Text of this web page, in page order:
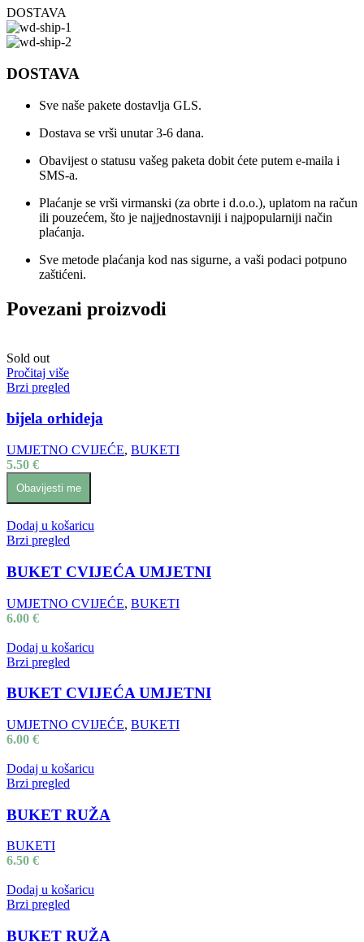
DOSTAVA
DOSTAVA
Sve naše pakete dostavlja GLS.
Dostava se vrši unutar 3-6 dana.
Obavijest o statusu vašeg paketa dobit ćete putem e-maila i
SMS-a.
Plaćanje se vrši virmanski (za obrte i d.o.o.), uplatom na račun
ili pouzećem, što je najjednostavniji i najpopularniji način
plaćanja.
Sve metode plaćanja kod nas sigurne, a vaši podaci potpuno
zaštićeni.
Povezani proizvodi
Sold out
Pročitaj više
Brzi pregled
bijela orhideja
UMJETNO CVIJEĆE, BUKETI
5.50 €
Obavijesti me
Dodaj u košaricu
Brzi pregled
BUKET CVIJEĆA UMJETNI
UMJETNO CVIJEĆE, BUKETI
6.00 €
Dodaj u košaricu
Brzi pregled
BUKET CVIJEĆA UMJETNI
UMJETNO CVIJEĆE, BUKETI
6.00 €
Dodaj u košaricu
Brzi pregled
BUKET RUŽA
BUKETI
6.50 €
Dodaj u košaricu
Brzi pregled
BUKET RUŽA